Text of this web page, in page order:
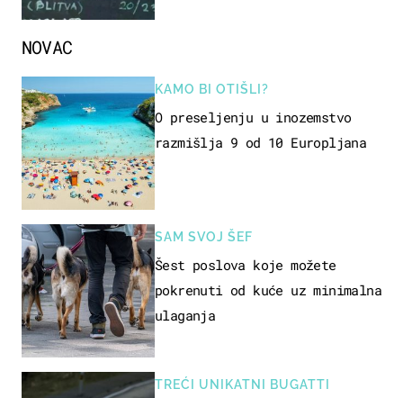
NOVAC
KAMO BI OTIŠLI?
O preseljenju u inozemstvo
razmišlja 9 od 10 Europljana
SAM SVOJ ŠEF
Šest poslova koje možete
pokrenuti od kuće uz minimalna
ulaganja
TREĆI UNIKATNI BUGATTI